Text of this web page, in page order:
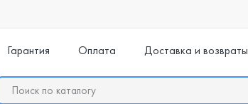
Гарантия Оплата Доставка и возвраты